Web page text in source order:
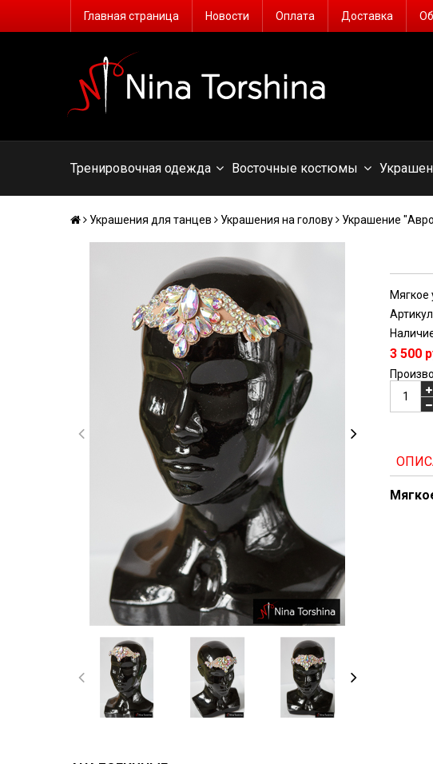
Главная страница Новости Оплата Доставка
Тренировочная одежда Восточные костюмы
Украшения для танцев Украшения на голову Украшение
Мягкое
3 500